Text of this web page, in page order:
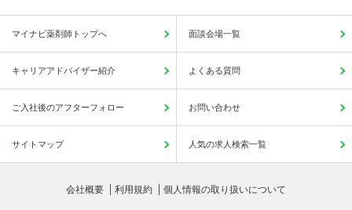
マイナビ薬剤師トップへ 面談会場一覧
キャリアアドバイザー紹介 よくある質問
ご入社後のアフターフォロー お問い合わせ
サイトマップ 人気の求人検索一覧
会社概要 利用規約 個人情報の取り扱いについて